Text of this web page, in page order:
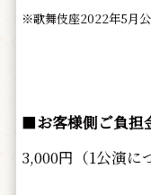
※歌舞伎座2022年5月
■お客様側ご負担
3,000円（1公演に